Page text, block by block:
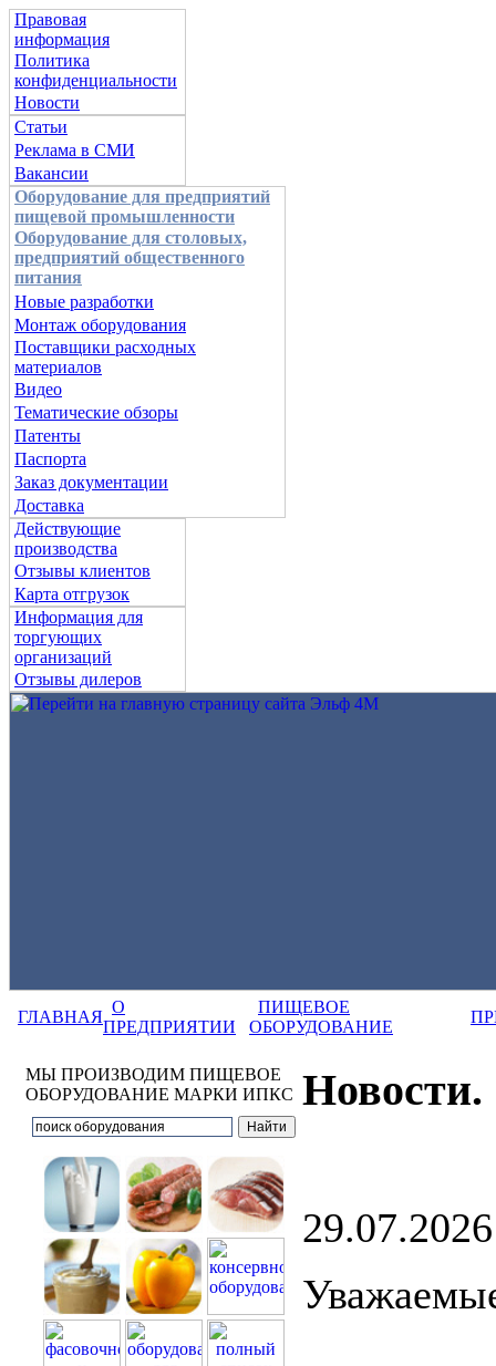
Правовая
информация
Политика
конфиденциальности
Новости
Статьи
Реклама в СМИ
Вакансии
Оборудование для предприятий
пищевой промышленности
Оборудование для столовых,
предприятий общественного
питания
Новые разработки
Монтаж оборудования
Поставщики расходных
материалов
Видео
Тематические обзоры
Патенты
Паспорта
Заказ документации
Доставка
Действующие
производства
Отзывы клиентов
Карта отгрузок
Информация для
торгующих
организаций
Отзывы дилеров
ГЛАВНАЯ
О
ПРЕДПРИЯТИИ
ПИЩЕВОЕ
ОБОРУДОВАНИЕ
МЫ ПРОИЗВОДИМ ПИЩЕВОЕ
ОБОРУДОВАНИЕ МАРКИ ИПКС Новости.
29.07.2026